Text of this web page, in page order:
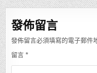
覽
發佈留言
發佈留言必須填寫的電子郵件
留言 *